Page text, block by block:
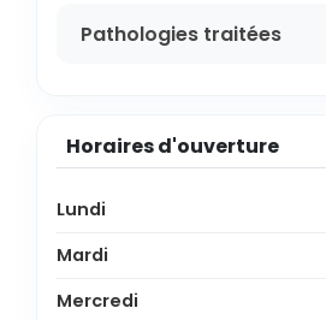
Pathologies traitées
Horaires d'ouverture
Lundi
Mardi
Mercredi